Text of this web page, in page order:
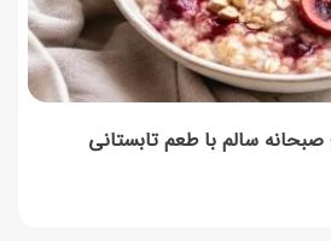
صبحانه سالم با طعم تابستانی